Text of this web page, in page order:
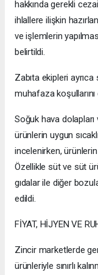
hakkında gerekli
ihlallere ilişkin
ve işlemlerin
belirtildi.
Zabıta ekipleri
muhafaza
Soğuk hava
ürünlerin uygun
incelenirken,
Özellikle süt ve süt
gıdalar ile diğer
edildi.
FİYAT, HİJYEN VE
Zincir marketlerde
ürünleriyle sınırlı